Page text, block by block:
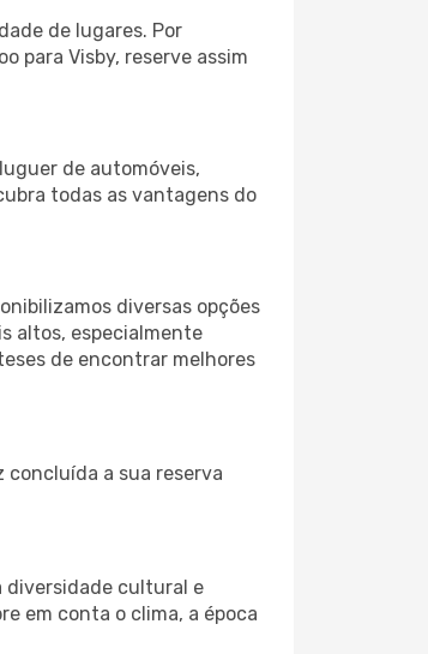
de lugares. Por
para Visby, reserve assim
de automóveis,
todas as vantagens do
diversas opções
altos, especialmente
de encontrar melhores
concluída a sua reserva
diversidade cultural e
em conta o clima, a época